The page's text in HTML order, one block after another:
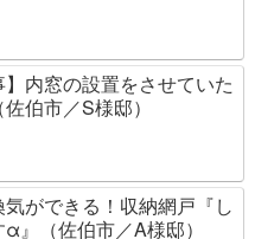
】内窓の設置をさせていた
伯市／S様邸）
ができる！収納網戸『し
』（佐伯市／A様邸）